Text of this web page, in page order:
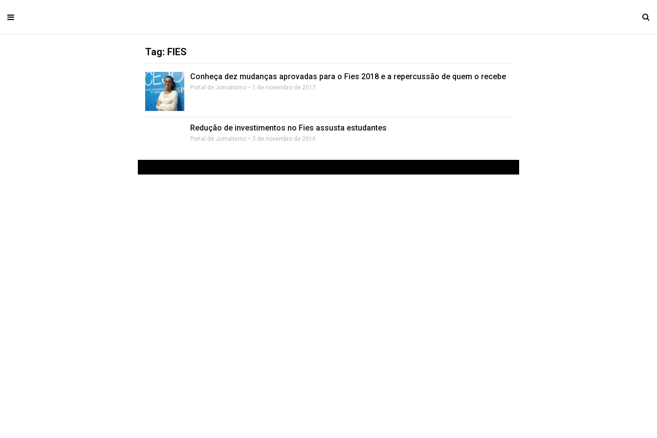
Tag: FIES
Conheça dez mudanças aprovadas para o Fies 2018 e a repercussão de quem o recebe
Portal de Jornalismo 1 de novembro de 2017
Redução de investimentos no Fies assusta estudantes
Portal de Jornalismo 3 de novembro de 2016